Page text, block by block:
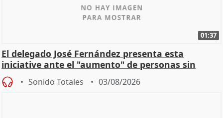
01:37
El delegado José Fernández presenta esta
iniciative ante el "aumento" de personas sin
hogar en Madri
Sonido Totales 03/08/2026